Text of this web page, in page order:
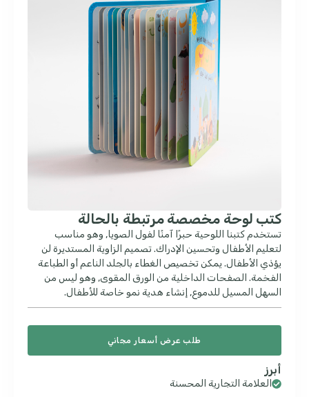
كتب لوحة مخصصة مرتبطة بالحالة
تستخدم كتبنا اللوحية حبرًا آمنًا لفول الصويا, وهو مناسب
لتعليم الأطفال وتحسين الإدراك. تصميم الزاوية المستديرة لن
يؤذي الأطفال. يمكن تخصيص الغطاء بالجلد الناعم أو الطباعة
الفخمة. الصفحات الداخلية من الورق المقوى, وهو ليس من
السهل المسيل للدموع, إنشاء هدية نمو خاصة للأطفال.
طلب عرض أسعار مجاني
أبرز
العلامة التجارية المحسنة